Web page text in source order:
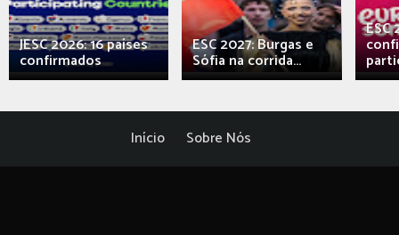
JESC 2026: 16 países
confirmados
ESC 2027: Burgas e
Sófia na corrida...
ESC
Início Sobre Nós